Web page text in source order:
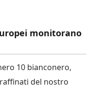
monitorano
10 bianconero,
del nostro